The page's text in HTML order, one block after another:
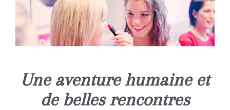
Une aventure humaine et
de belles rencontres